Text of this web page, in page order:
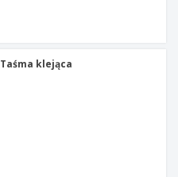
Taśma klejąca